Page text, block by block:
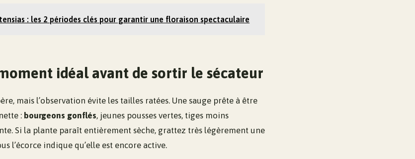
: les 2 périodes clés pour garantir une floraison spectaculaire
idéal avant de sortir le sécateur
mais l’observation évite les tailles ratées. Une sauge prête à être
: bourgeons gonflés, jeunes pousses vertes, tiges moins
Si la plante paraît entièrement sèche, grattez très légèrement une
l’écorce indique qu’elle est encore active.